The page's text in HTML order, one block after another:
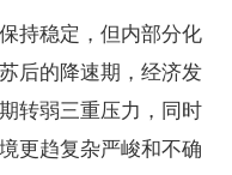
持稳定，但内部分化
后的降速期，经济发
转弱三重压力，同时
更趋复杂严峻和不确